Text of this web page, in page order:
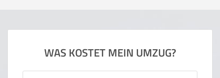
WAS KOSTET MEIN UMZUG?